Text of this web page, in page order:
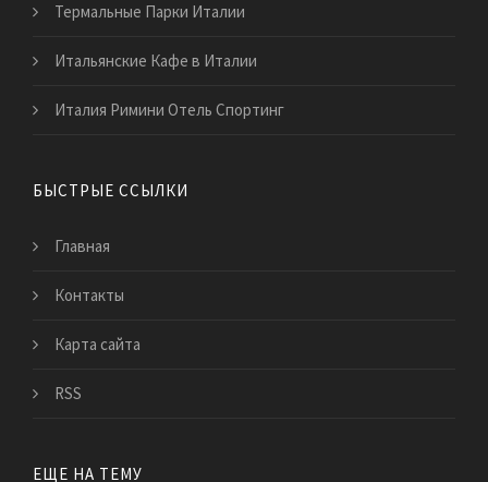
Термальные Парки Италии
Итальянские Кафе в Италии
Италия Римини Отель Спортинг
БЫСТРЫЕ ССЫЛКИ
Главная
Контакты
Карта сайта
RSS
ЕЩЕ НА ТЕМУ